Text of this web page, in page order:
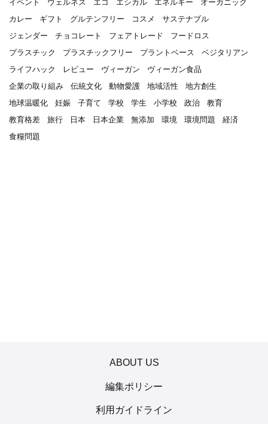
イベント ウェルネス エコ エシカル エネルギー
オーガニック
カレー
ギフト グルテンフリー コスメ
サステナブル
ジェンダー
チョコレート フェアトレード
フードロス
プラスチック
プラスチックフリー プラントベース
ベジタリアン
ライフハック
レビュー ヴィーガン
ヴィーガン食品
企業の取り組み
伝統文化 動物愛護 地域活性
地方創生
地球温暖化
妊娠 子育て 学校 学生 小学校 政治
教育
教育格差
旅行 日本 日本企業 無添加 環境 環境問題
経済
食糧問題
ABOUT US
編集ポリシー
利用ガイドライン